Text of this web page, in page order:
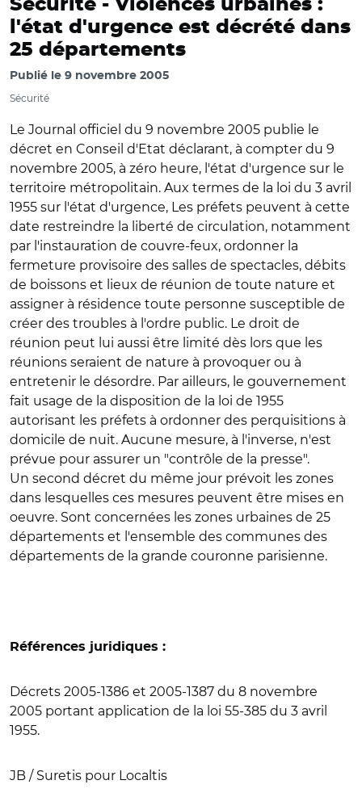
Sécurité - Violences urbaines :
l'état d'urgence est décrété dans
25 départements
Publié le 9 novembre 2005
Sécurité
Le Journal officiel du 9 novembre 2005 publie le
décret en Conseil d'Etat déclarant, à compter du 9
novembre 2005, à zéro heure, l'état d'urgence sur le
territoire métropolitain. Aux termes de la loi du 3 avril
1955 sur l'état d'urgence, Les préfets peuvent à cette
date restreindre la liberté de circulation, notamment
par l'instauration de couvre-feux, ordonner la
fermeture provisoire des salles de spectacles, débits
de boissons et lieux de réunion de toute nature et
assigner à résidence toute personne susceptible de
créer des troubles à l'ordre public. Le droit de
réunion peut lui aussi être limité dès lors que les
réunions seraient de nature à provoquer ou à
entretenir le désordre. Par ailleurs, le gouvernement
fait usage de la disposition de la loi de 1955
autorisant les préfets à ordonner des perquisitions à
domicile de nuit. Aucune mesure, à l'inverse, n'est
prévue pour assurer un "contrôle de la presse".
Un second décret du même jour prévoit les zones
dans lesquelles ces mesures peuvent être mises en
oeuvre. Sont concernées les zones urbaines de 25
départements et l'ensemble des communes des
départements de la grande couronne parisienne.
Références juridiques :
Décrets 2005-1386 et 2005-1387 du 8 novembre
2005 portant application de la loi 55-385 du 3 avril
1955.
JB / Suretis pour Localtis